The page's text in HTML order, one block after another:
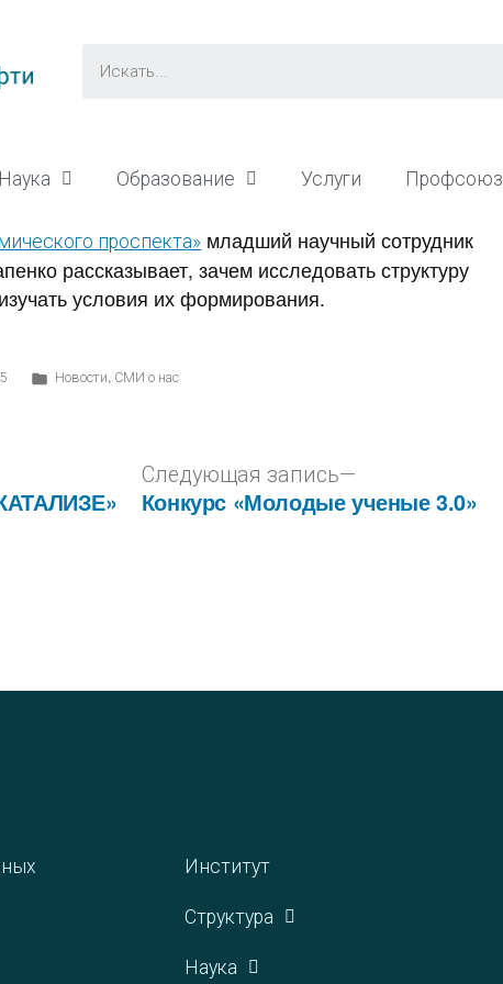
Наука Образование Услуги Профсоюз
проспекта» младший научный сотрудник
рассказывает, зачем исследовать структуру
условия их формирования.
Новости, СМИ о нас
Следующая запись
Конкурс «Молодые ученые 3.0»
Институт
Структура
Наука